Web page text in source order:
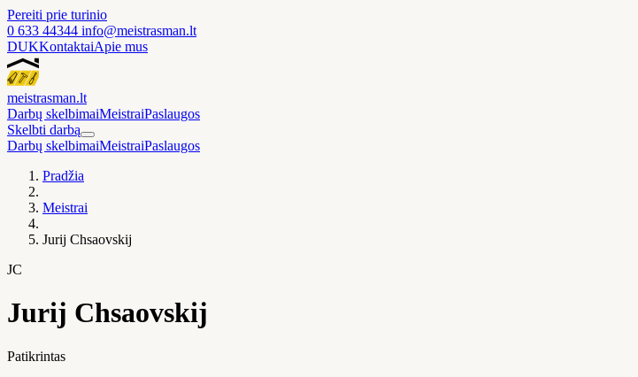
Pereiti prie turinio
0 633 44344 info@meistrasman.lt
DUKKontaktaiApie mus
meistrasman.lt
Darbų skelbimaiMeistraiPaslaugos
Skelbti darbą
Darbų skelbimaiMeistraiPaslaugos
Pradžia
Meistrai
Jurij Chsaovskij
JC
Jurij Chsaovskij
Patikrintas